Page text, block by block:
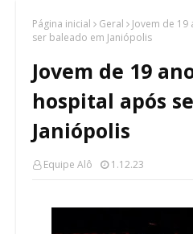
Página inicial Geral
Jovem de
ser baleado em Janiópolis
Jovem de 19
hospital após
Janiópolis
Equipe Alô 1.12.23